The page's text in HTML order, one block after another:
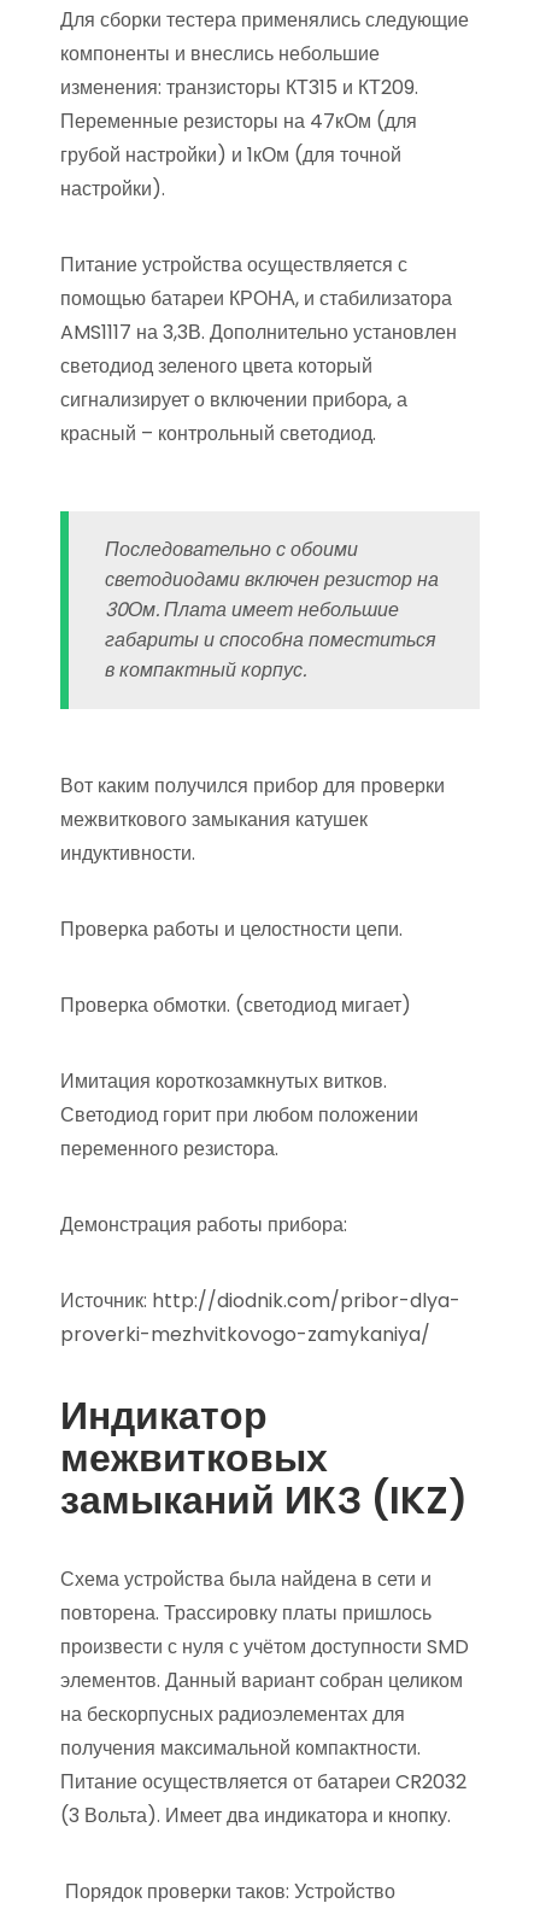
Для сборки тестера применялись следующие
компоненты и внеслись небольшие
изменения: транзисторы КТ315 и КТ209.
Переменные резисторы на 47кОм (для
грубой настройки) и 1кОм (для точной
настройки).
Питание устройства осуществляется с
помощью батареи КРОНА, и стабилизатора
AMS1117 на 3,3В. Дополнительно установлен
светодиод зеленого цвета который
сигнализирует о включении прибора, а
красный – контрольный светодиод.
Последовательно с обоими
светодиодами включен резистор на
30Ом. Плата имеет небольшие
габариты и способна поместиться
в компактный корпус.
Вот каким получился прибор для проверки
межвиткового замыкания катушек
индуктивности.
Проверка работы и целостности цепи.
Проверка обмотки. (светодиод мигает)
Имитация короткозамкнутых витков.
Светодиод горит при любом положении
переменного резистора.
Демонстрация работы прибора:
Источник: http://diodnik.com/pribor-dlya-
proverki-mezhvitkovogo-zamykaniya/
Индикатор
межвитковых
замыканий ИКЗ (IKZ)
Схема устройства была найдена в сети и
повторена. Трассировку платы пришлось
произвести с нуля с учётом доступности SMD
элементов. Данный вариант собран целиком
на бескорпусных радиоэлементах для
получения максимальной компактности.
Питание осуществляется от батареи CR2032
(3 Вольта). Имеет два индикатора и кнопку.
Порядок проверки таков: Устройство